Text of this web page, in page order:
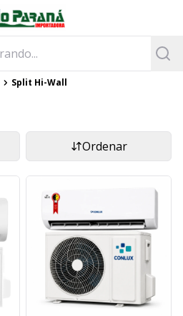
Split Hi-Wall
Ordenar